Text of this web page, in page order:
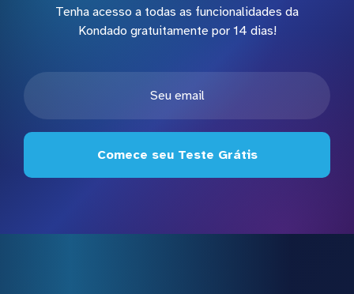
Tenha acesso a todas as funcionalidades da
Kondado gratuitamente por 14 dias!
Comece seu Teste Grátis